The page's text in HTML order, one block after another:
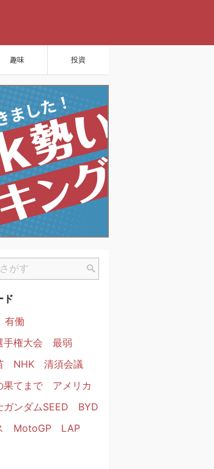
趣味 投資
ド
有働
手権大会
最弱
NHK
清須会議
果てまで
アメリカ
ガンダムSEED
BYD
MotoGP
LAP